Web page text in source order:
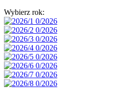
Wybierz rok: